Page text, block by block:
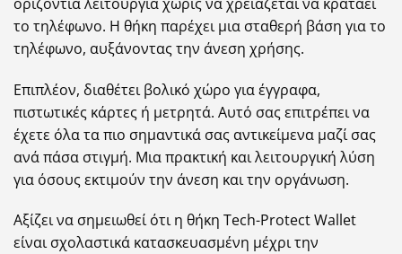
το τηλέφωνο. Η θήκη παρέχει μια σταθερή βάση για το
τηλέφωνο, αυξάνοντας την άνεση χρήσης.
Επιπλέον, διαθέτει βολικό χώρο για έγγραφα,
πιστωτικές κάρτες ή μετρητά. Αυτό σας επιτρέπει να
έχετε όλα τα πιο σημαντικά σας αντικείμενα μαζί σας
ανά πάσα στιγμή. Μια πρακτική και λειτουργική λύση
για όσους εκτιμούν την άνεση και την οργάνωση.
Αξίζει να σημειωθεί ότι η θήκη Tech-Protect Wallet
είναι σχολαστικά κατασκευασμένη μέχρι την